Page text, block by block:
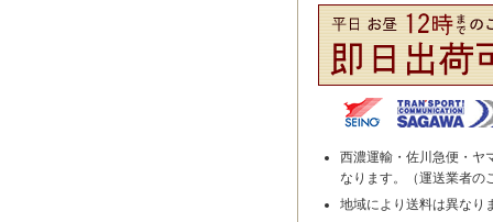
西濃運輸・佐川急便・ヤ
なります。（運送業者の
地域により送料は異なり